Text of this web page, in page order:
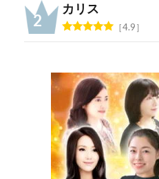
カリス
4.9